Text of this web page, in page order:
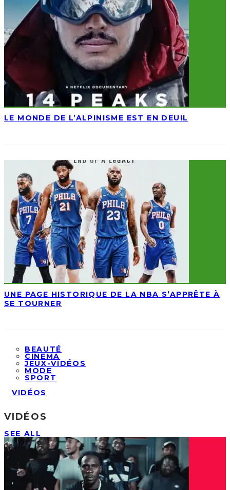
LE MONDE DE L’ALPINISME EST EN DEUIL
UNE PAGE HISTORIQUE DE LA NBA S’APPRÊTE À
SE TOURNER
BEAUTÉ
CINEMA
JEUX-VIDÉOS
MODE
SPORT
VIDÉOS
VIDÉOS
SEE ALL